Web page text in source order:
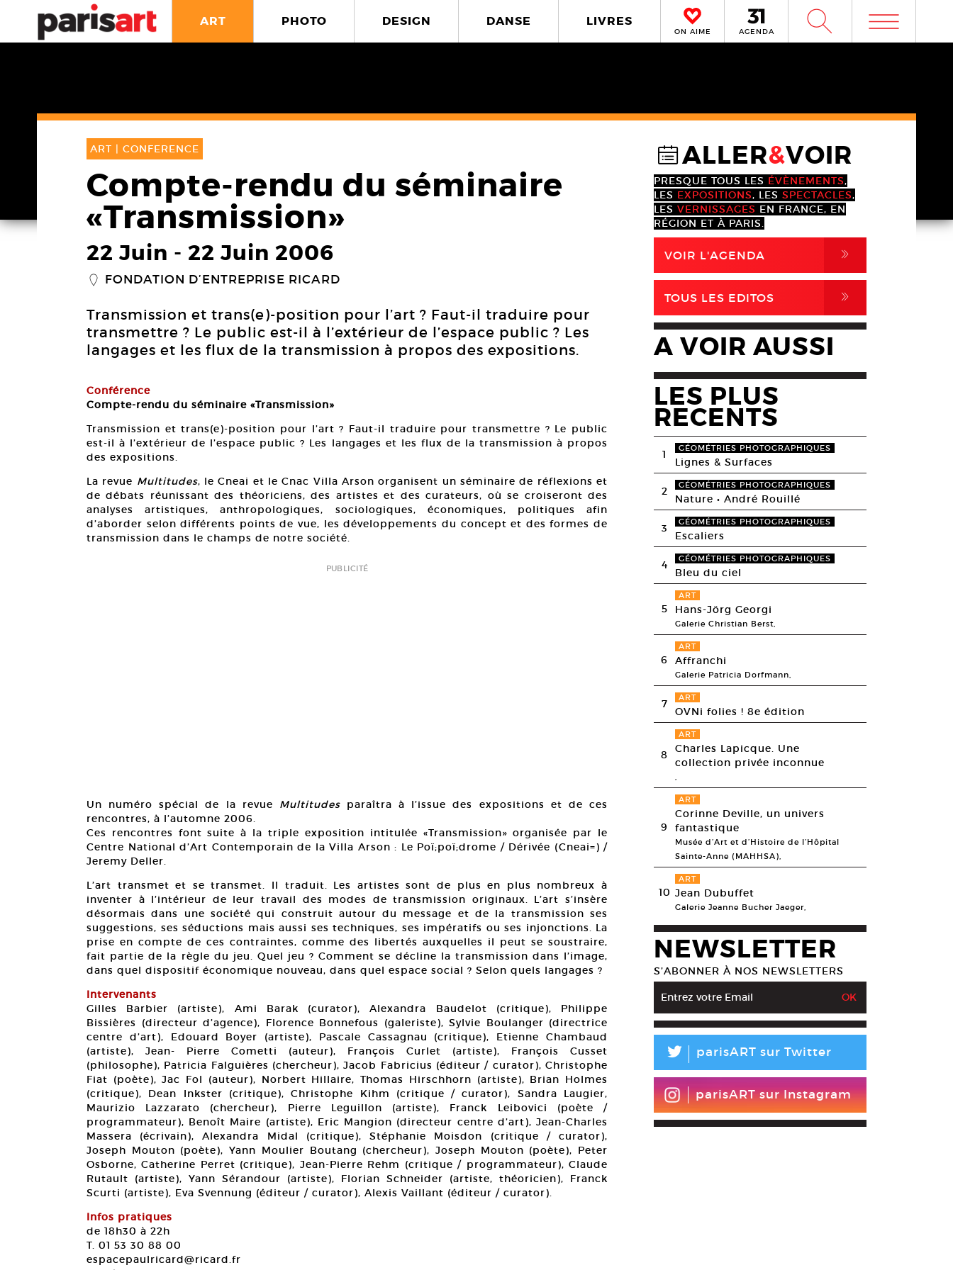
ART PHOTO DESIGN DANSE LIVRES
ON AIME AGENDA W m
ART | CONFERENCE
Compte-rendu du séminaire
«Transmission»
22 Juin - 22 Juin 2006
_ FONDATION D’ENTREPRISE RICARD
Transmission et trans(e)-position pour l’art ? Faut-il traduire pour
transmettre ? Le public est-il à l’extérieur de l’espace public ? Les
langages et les flux de la transmission à propos des expositions.
Conférence
Compte-rendu du séminaire «Transmission»
Transmission et trans(e)-position pour l’art ? Faut-il traduire pour transmettre ? Le public
est-il à l’extérieur de l’espace public ? Les langages et les flux de la transmission à propos
des expositions.
La revue Multitudes, le Cneai et le Cnac Villa Arson organisent un séminaire de réflexions et
de débats réunissant des théoriciens, des artistes et des curateurs, où se croiseront des
analyses artistiques, anthropologiques, sociologiques, économiques, politiques afin
d’aborder selon différents points de vue, les développements du concept et des formes de
transmission dans le champs de notre société.
PUBLICITÉ
Un numéro spécial de la revue Multitudesparaîtra à l’issue des expositions et de ces
rencontres, à l’automne 2006.
Ces rencontres font suite à la triple exposition intitulée «Transmission» organisée par le
Centre National d’Art Contemporain de la Villa Arson : Le Poï;poï;drome / Dérivée (Cneai=) /
Jeremy Deller.
L’art transmet et se transmet. Il traduit. Les artistes sont de plus en plus nombreux à
inventer à l’intérieur de leur travail des modes de transmission originaux. L’art s’insère
désormais dans une société qui construit autour du message et de la transmission ses
suggestions, ses séductions mais aussi ses techniques, ses impératifs ou ses injonctions. La
prise en compte de ces contraintes, comme des libertés auxquelles il peut se soustraire,
fait partie de la règle du jeu. Quel jeu ? Comment se décline la transmission dans l’image,
dans quel dispositif économique nouveau, dans quel espace social ? Selon quels langages ?
Intervenants
Gilles Barbier (artiste), Ami Barak (curator), Alexandra Baudelot (critique), Philippe
Bissières (directeur d’agence), Florence Bonnefous (galeriste), Sylvie Boulanger (directrice
centre d’art), Edouard Boyer (artiste), Pascale Cassagnau (critique), Etienne Chambaud
(artiste), Jean- Pierre Cometti (auteur), François Curlet (artiste), François Cusset
(philosophe), Patricia Falguières (chercheur), Jacob Fabricius (éditeur / curator), Christophe
Fiat (poète), Jac Fol (auteur), Norbert Hillaire, Thomas Hirschhorn (artiste), Brian Holmes
(critique), Dean Inkster (critique), Christophe Kihm (critique / curator), Sandra Laugier,
Maurizio Lazzarato (chercheur), Pierre Leguillon (artiste), Franck Leibovici (poète /
programmateur), Benoît Maire (artiste), Eric Mangion (directeur centre d’art), Jean-Charles
Massera (écrivain), Alexandra Midal (critique), Stéphanie Moisdon (critique / curator),
Joseph Mouton (poète), Yann Moulier Boutang (chercheur), Joseph Mouton (poète), Peter
Osborne, Catherine Perret (critique), Jean-Pierre Rehm (critique / programmateur), Claude
Rutault (artiste), Yann Sérandour (artiste), Florian Schneider (artiste, théoricien), Franck
Scurti (artiste), Eva Svennung (éditeur / curator), Alexis Vaillant (éditeur / curator).
Infos pratiques
de 18h30 à 22h
T. 01 53 30 88 00
espacepaulricard@ricard.fr
@ALLER&VOIR
PRESQUE TOUS LES ÉVÈNEMENTS,
LES EXPOSITIONS, LES SPECTACLES,
LES VERNISSAGES EN FRANCE, EN
RÉGION ET À PARIS.
VOIR L'AGENDA ,
TOUS LES EDITOS ,
A VOIR AUSSI
LES PLUS
RECENTS
1 GÉOMÉTRIES PHOTOGRAPHIQUES
Lignes & Surfaces
2 GÉOMÉTRIES PHOTOGRAPHIQUES
Nature • André Rouillé
3 GÉOMÉTRIES PHOTOGRAPHIQUES
Escaliers
4 GÉOMÉTRIES PHOTOGRAPHIQUES
Bleu du ciel
5
ART
Hans-Jörg Georgi
Galerie Christian Berst,
6
ART
Affranchi
Galerie Patricia Dorfmann,
7 ART
OVNi folies ! 8e édition
8
ART
Charles Lapicque. Une
collection privée inconnue
,
9
ART
Corinne Deville, un univers
fantastique
Musée d’Art et d’Histoire de l’Hôpital
Sainte-Anne (MAHHSA),
10
ART
Jean Dubuffet
Galerie Jeanne Bucher Jaeger,
NEWSLETTER
S’ABONNER À NOS NEWSLETTERS
L parisART sur Twitter
parisART sur Instagram